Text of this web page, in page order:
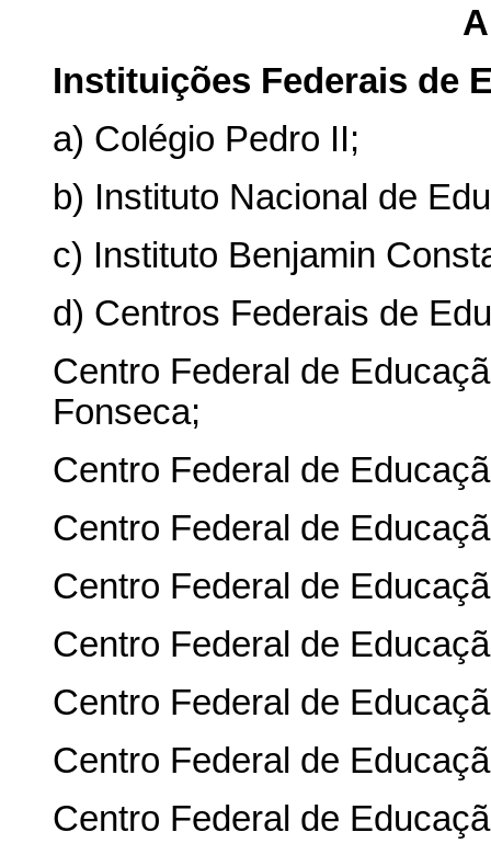
Instituições Federais de
a) Colégio Pedro II;
b) Instituto Nacional de
c) Instituto Benjamin
d) Centros Federais de
Centro Federal de
Fonseca;
Centro Federal de
Centro Federal de
Centro Federal de
Centro Federal de
Centro Federal de
Centro Federal de
Centro Federal de